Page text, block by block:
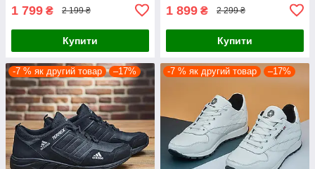
1 799 ₴ 2 199 ₴
Купити
1 899 ₴ 2 299 ₴
Купити
-7 % як другий товар –17% -7 % як другий товар –17%